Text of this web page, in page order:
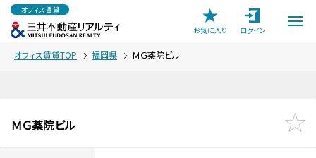
オフィス賃貸
お気に入り
ログイン
オフィス賃貸TOP 福岡県 ＭＧ薬院ビル
ＭＧ薬院ビル